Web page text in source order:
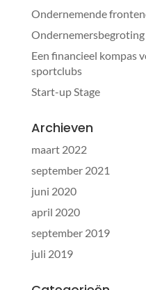
Ondernemende
Ondernemersbegroting
Een financieel kompas
sportclubs
Start-up Stage
Archieven
maart 2022
september 2021
juni 2020
april 2020
september 2019
juli 2019